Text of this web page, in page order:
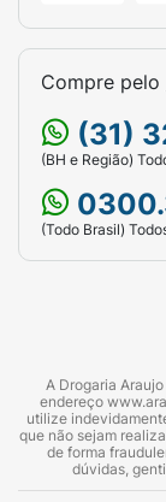
Compre pelo
(31)
(BH e Região)
(Todo Brasil)
A Drogaria
endereço
utilize
que não sejam
de forma
dúvidas,